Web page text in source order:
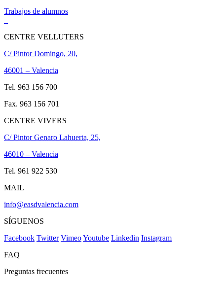
Trabajos de alumnos
CENTRE VELLUTERS
C/ Pintor Domingo, 20,
46001 – Valencia
Tel. 963 156 700
Fax. 963 156 701
CENTRE VIVERS
C/ Pintor Genaro Lahuerta, 25,
46010 – Valencia
Tel. 961 922 530
MAIL
info@easdvalencia.com
SÍGUENOS
Facebook Twitter VimeoYoutube Linkedin Instagram
FAQ
Preguntas frecuentes